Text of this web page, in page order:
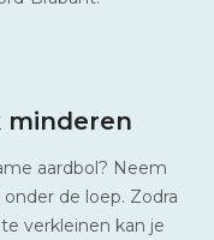
minderen
aardbol? Neem
de loep. Zodra
verkleinen kan je